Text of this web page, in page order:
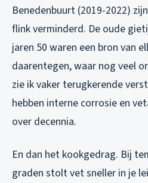
Benedenbuurt (2019-2022)
flink verminderd. De oude
jaren 50 waren een bron van
daarentegen, waar nog veel
zie ik vaker terugkerende
hebben interne corrosie en
over decennia.
En dan het kookgedrag. Bij
graden stolt vet sneller in je